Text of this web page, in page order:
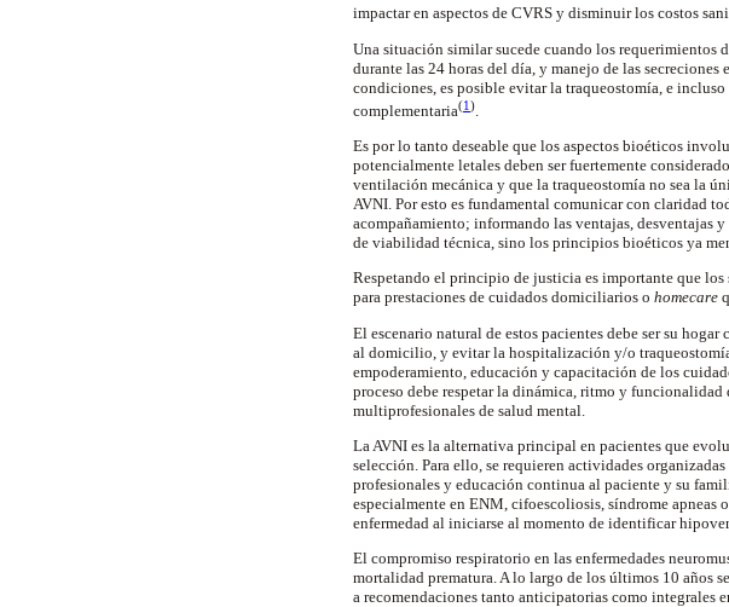
impactar en aspectos de CVRS y disminuir los costos
Una situación similar sucede cuando los requerimientos
durante las 24 horas del día, y manejo de las
condiciones, es posible evitar la traqueostomía , e
complementaria(1).
Es por lo tanto deseable que los aspectos bioéticos
potencialmente letales deben ser fuertemente
ventilación mecánica y que la traqueostomía no sea la
AVNI. Por esto es fundamental comunicar con claridad
acompañamiento; informando las ventajas, desventajas
de viabilidad técnica, sino los principios bioéticos ya
Respetando el principio de justicia es importante que
para prestaciones de cuidados domiciliarios o homecare
El escenario natural de estos pacientes debe ser su
al domicilio, y evitar la hospitalización y/o
empoderamiento, educación y capacitación de los
proceso debe respetar la dinámica, ritmo y
multiprofesionales de salud mental.
La AVNI es la alternativa principal en pacientes que
selección. Para ello, se requieren actividades
profesionales y educación continua al paciente y su
especialmente en ENM, cifoescoliosis , síndrome
enfermedad al iniciarse al momento de identificar
El compromiso respiratorio en las enfermedades
mortalidad prematura. A lo largo de los últimos 10 años
a recomendaciones tanto anticipatorias como integrales